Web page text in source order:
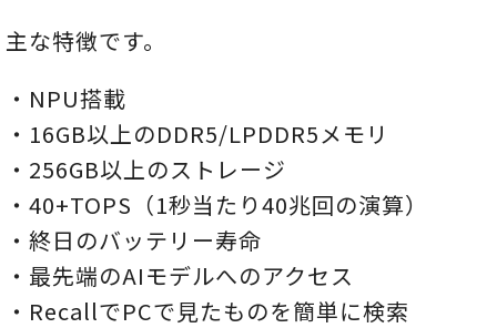
主な特徴です。
・NPU搭載
・16GB以上のDDR5/LPDDR5メモリ
・256GB以上のストレージ
・40+TOPS（1秒当たり40兆回の演算）
・終日のバッテリー寿命
・最先端のAIモデルへのアクセス
・RecallでPCで見たものを簡単に検索